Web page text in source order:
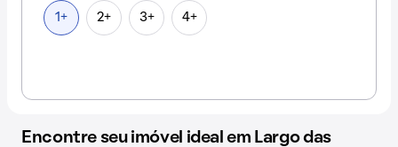
1+ 2+ 3+ 4+
Encontre seu imóvel ideal em Largo das